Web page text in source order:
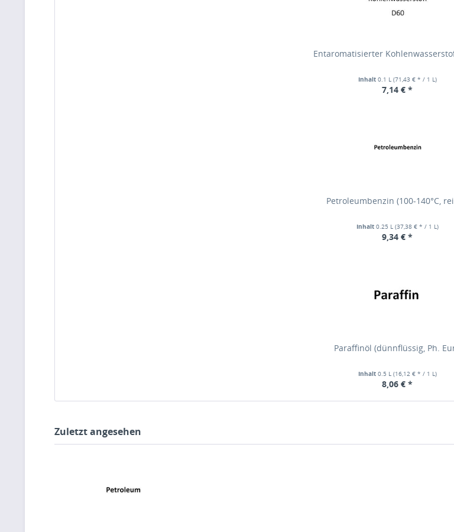
Entaromatisierter
Inhalt 0.1 L (71,43 € * / 1 L)
7,14 € *
Petroleumbenzin (100-140°C,
Inhalt 0.25 L (37,38 € * / 1 L)
9,34 € *
Paraffinöl (dünnflüssig, Ph.
Inhalt 0.5 L (16,12 € * / 1 L)
8,06 € *
Zuletzt angesehen